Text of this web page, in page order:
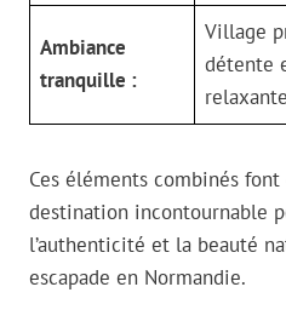
Ambiance
tranquille :
Village
détente
Ces éléments combinés
destination incontournable
l’authenticité et la beauté
escapade en Normandie.